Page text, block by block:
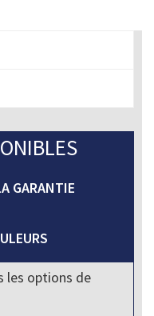
GARANTIE
les options de